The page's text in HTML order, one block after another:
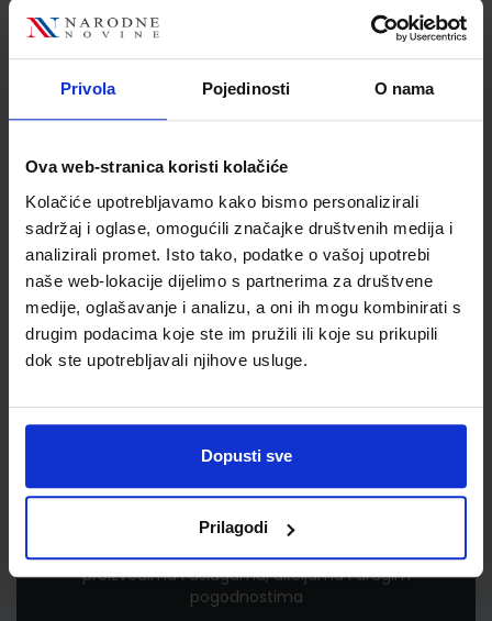
Privola Pojedinosti O nama
Ova web-stranica koristi kolačiće
Kolačiće upotrebljavamo kako bismo personalizirali
sadržaj i oglase, omogućili značajke društvenih medija i
analizirali promet. Isto tako, podatke o vašoj upotrebi
naše web-lokacije dijelimo s partnerima za društvene
medije, oglašavanje i analizu, a oni ih mogu kombinirati s
drugim podacima koje ste im pružili ili koje su prikupili
dok ste upotrebljavali njihove usluge.
Dopusti sve
Prilagodi
Nakladnik
ŠKOLSKA KNJIGA d.d.
Školski razred
10 1.RAZRED SŠ
Vrsta škole
3 STRUKOVNA
Reg br min
8279
Newsletter prijava
Prijavite se kako bi primali informacije o novim
proizvodima i uslugama, akcijama i drugim
pogodnostima